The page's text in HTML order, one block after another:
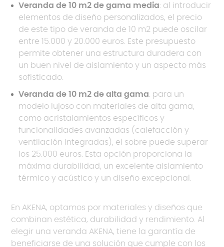
Veranda de 10 m2 de gama media: al introducir
elementos de diseño personalizados, el precio
de este tipo de veranda de 10 m2 puede oscilar
entre 15.000 y 20.000 euros. Este presupuesto
permite obtener una estructura duradera con
un buen nivel de aislamiento y un aspecto más
sofisticado.
Veranda de 10 m2 de alta gama: para un
modelo lujoso con materiales de alta gama,
como acristalamientos específicos y
funcionalidades avanzadas (calefacción y
ventilación integradas), el sobre puede superar
los 25.000 euros. Esta opción proporciona la
máxima durabilidad, un excelente aislamiento
térmico y acústico y un diseño excepcional.
En AKENA, optamos por materiales y diseños que
combinan estética, durabilidad y rendimiento. Al
elegir una veranda AKENA, tiene la garantía de
beneficiarse de una solución que cumple con los